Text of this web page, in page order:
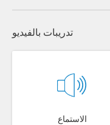
تدريبات بالفيديو
الاستماع